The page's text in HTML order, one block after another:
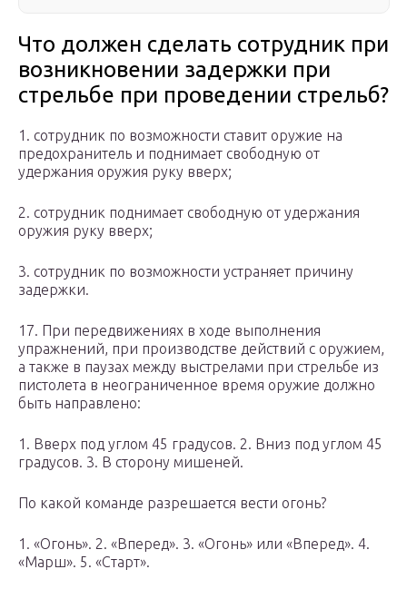
Что должен сделать сотрудник при
возникновении задержки при
стрельбе при проведении стрельб?
1. сотрудник по возможности ставит оружие на
предохранитель и поднимает свободную от
удержания оружия руку вверх;
2. сотрудник поднимает свободную от удержания
оружия руку вверх;
3. сотрудник по возможности устраняет причину
задержки.
17. При передвижениях в ходе выполнения
упражнений, при производстве действий с оружием,
а также в паузах между выстрелами при стрельбе из
пистолета в неограниченное время оружие должно
быть направлено:
1. Вверх под углом 45 градусов. 2. Вниз под углом 45
градусов. 3. В сторону мишеней.
По какой команде разрешается вести огонь?
1. «Огонь». 2. «Вперед». 3. «Огонь» или «Вперед». 4.
«Марш». 5. «Старт».